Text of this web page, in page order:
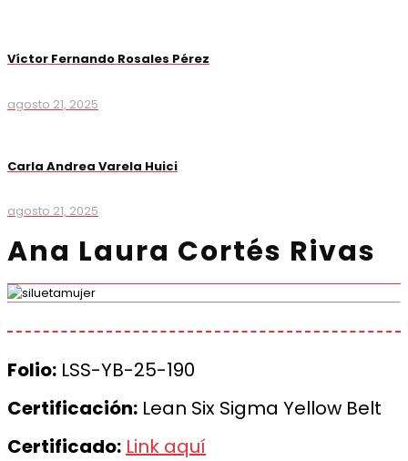
Víctor Fernando Rosales Pérez
agosto 21, 2025
Carla Andrea Varela Huici
agosto 21, 2025
Ana Laura Cortés Rivas
Folio: LSS-YB-25-190
Certificación: Lean Six Sigma Yellow Belt
Certificado: Link aquí